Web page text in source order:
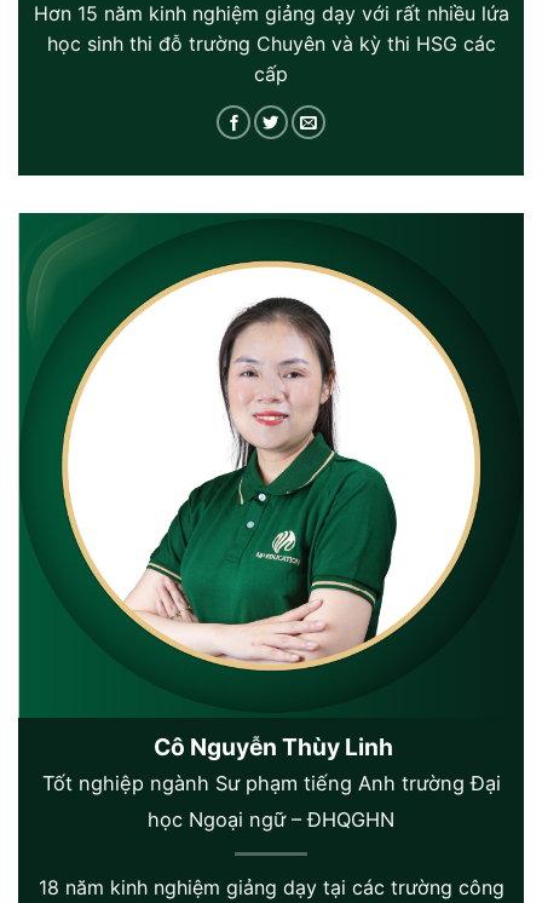
Hơn 15 năm kinh nghiệm giảng dạy với rất nhiều lứa
học sinh thi đỗ trường Chuyên và kỳ thi HSG các
cấp
Cô Nguyễn Thùy Linh
Tốt nghiệp ngành Sư phạm tiếng Anh trường Đại
học Ngoại ngữ – ĐHQGHN
18 năm kinh nghiệm giảng dạy tại các trường công